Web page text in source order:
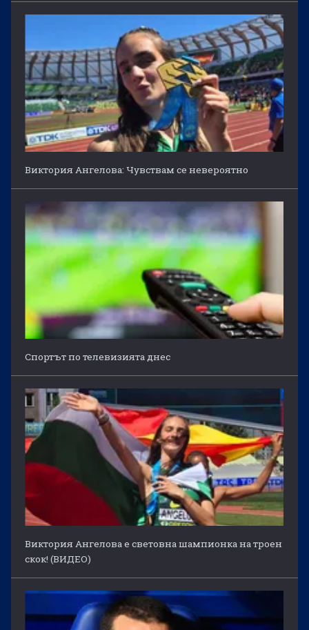
Виктория Ангелова: Чувствам се невероятно
Спортът по телевизията днес
Виктория Ангелова е световна шампионка на троен
скок! (ВИДЕО)